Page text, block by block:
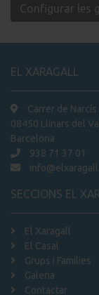
Configurar les
EL XARAGALL
Carrer de
08450 Llinars del
Barcelona
938 71 37 01
SECCIONS EL
El Xaragall
El Casal
Grups i Families
Galeria
Contactar